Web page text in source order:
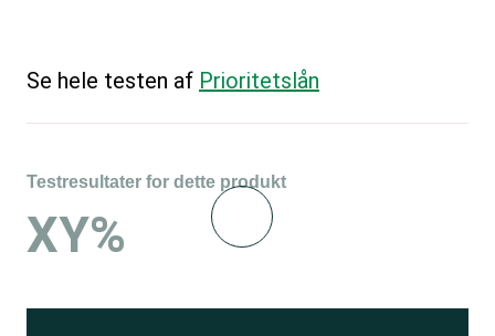
Se hele testen af Prioritetslån
Testresultater for dette produkt
XY%